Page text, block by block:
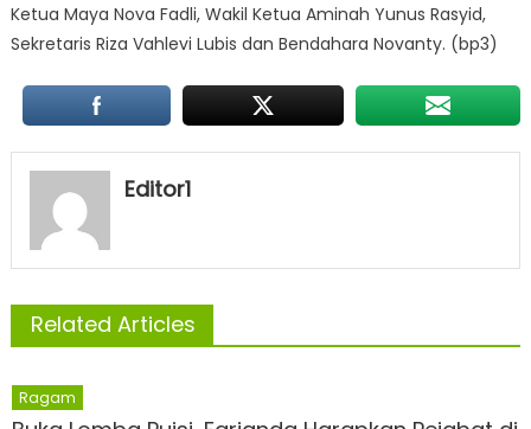
Ketua Maya Nova Fadli, Wakil Ketua Aminah Yunus Rasyid,
Sekretaris Riza Vahlevi Lubis dan Bendahara Novanty. (bp3)
Editor1
Related Articles
Ragam